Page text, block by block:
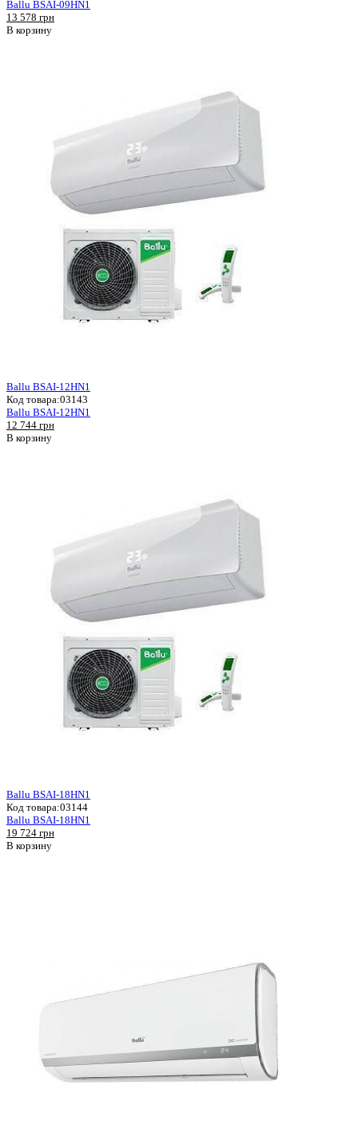
Ballu BSAI-09HN1
13 578 грн
В корзину
Ballu BSAI-12HN1
Код товара:03143
Ballu BSAI-12HN1
12 744 грн
В корзину
Ballu BSAI-18HN1
Код товара:03144
Ballu BSAI-18HN1
19 724 грн
В корзину